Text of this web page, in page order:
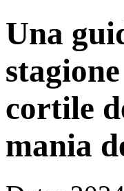
Una
cortile
mania